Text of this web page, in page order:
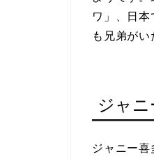
ワ」、日
も兄弟が
ジャニ
ジャニー